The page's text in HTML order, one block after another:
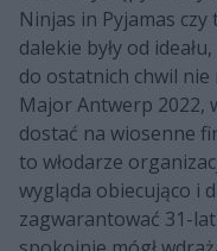
Ninjas in Pyjamas
dalekie były od
do ostatnich chwil nie
Major Antwerp 2022,
dostać na wiosenne
to włodarze
wygląda obiecująco i
zagwarantować 31-